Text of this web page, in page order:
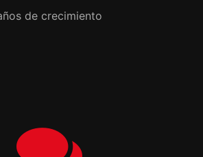
de crecimiento